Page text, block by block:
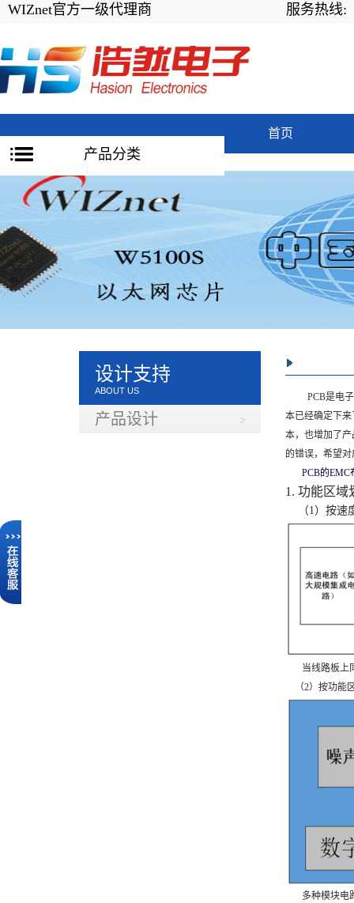
WIZnet官方一级代理商 服务热线:
产品分类
首页
设计支持
ABOUT US
产品设计
PCB是电
本已经确定下
本，也增加了
的错误，希望
PCB的
1. 功能区域
（1）按速
当线路板上同
（2）按功能
多种模块电路